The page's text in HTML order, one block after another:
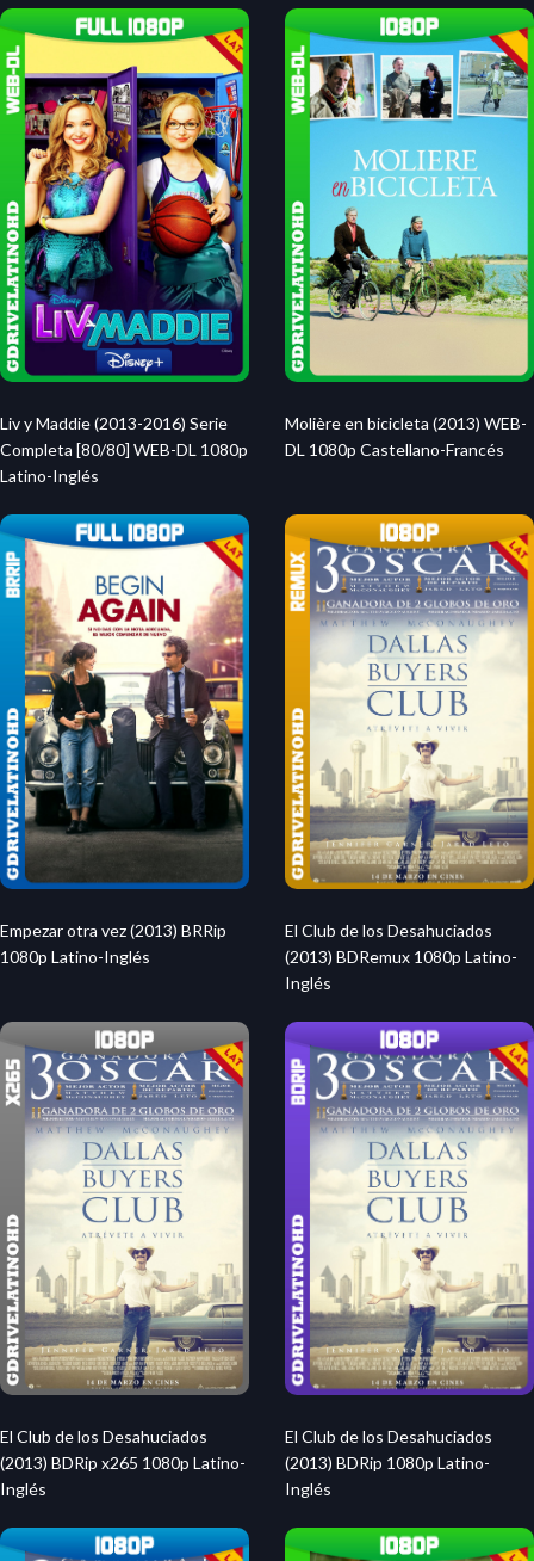
Liv y Maddie (2013-2016) Serie
Completa [80/80] WEB-DL 1080p
Latino-Inglés
Molière en bicicleta (2013) WEB-
DL 1080p Castellano-Francés
Empezar otra vez (2013) BRRip
1080p Latino-Inglés
El Club de los Desahuciados
(2013) BDRemux 1080p Latino-
Inglés
El Club de los Desahuciados
(2013) BDRip x265 1080p Latino-
Inglés
El Club de los Desahuciados
(2013) BDRip 1080p Latino-
Inglés